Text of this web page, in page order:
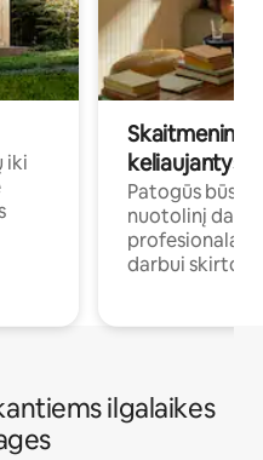
iki
keliaujantys
Patogūs
nuotolinį
darbui
ilgalaikes